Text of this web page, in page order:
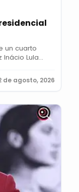
un cuarto
Lula...
de agosto, 2026